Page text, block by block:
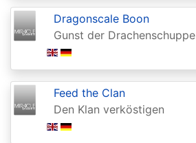
Dominaria
Dominaria
Remastered
Dominaria
Remastered:
Dragonscale Boon
Gunst der Drachenschuppe
Feed the Clan
Den Klan verköstigen